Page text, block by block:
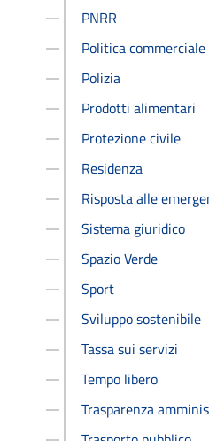
PNRR
Politica commerciale
Polizia
Prodotti alimentari
Protezione civile
Residenza
Risposta alle
Sistema giuridico
Spazio Verde
Sport
Sviluppo sostenibile
Tassa sui servizi
Tempo libero
Trasparenza